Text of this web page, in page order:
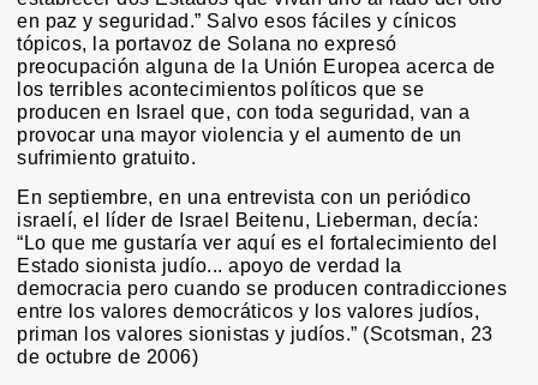
en paz y seguridad.” Salvo esos fáciles y cínicos
tópicos, la portavoz de Solana no expresó
preocupación alguna de la Unión Europea acerca de
los terribles acontecimientos políticos que se
producen en Israel que, con toda seguridad, van a
provocar una mayor violencia y el aumento de un
sufrimiento gratuito.
En septiembre, en una entrevista con un periódico
israelí, el líder de Israel Beitenu, Lieberman, decía:
“Lo que me gustaría ver aquí es el fortalecimiento del
Estado sionista judío... apoyo de verdad la
democracia pero cuando se producen contradicciones
entre los valores democráticos y los valores judíos,
priman los valores sionistas y judíos.” (Scotsman, 23
de octubre de 2006)